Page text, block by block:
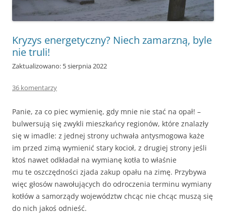
Kryzys energetyczny? Niech zamarzną, byle
nie truli!
Zaktualizowano: 5 sierpnia 2022
36 komentarzy
Panie, za co piec wymienię, gdy mnie nie stać na opał! –
bulwersują się zwykli mieszkańcy regionów, które znalazły
się w imadle: z jednej strony uchwała antysmogowa każe
im przed zimą wymienić stary kocioł, z drugiej strony jeśli
ktoś nawet odkładał na wymianę kotła to właśnie
mu te oszczędności zjada zakup opału na zimę. Przybywa
więc głosów nawołujących do odroczenia terminu wymiany
kotłów a samorządy województw chcąc nie chcąc muszą się
do nich jakoś odnieść.